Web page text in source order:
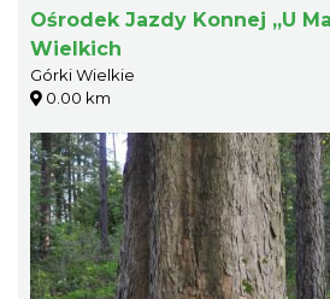
Ośrodek Jazdy Konnej „U
Wielkich
Górki Wielkie
0.00 km